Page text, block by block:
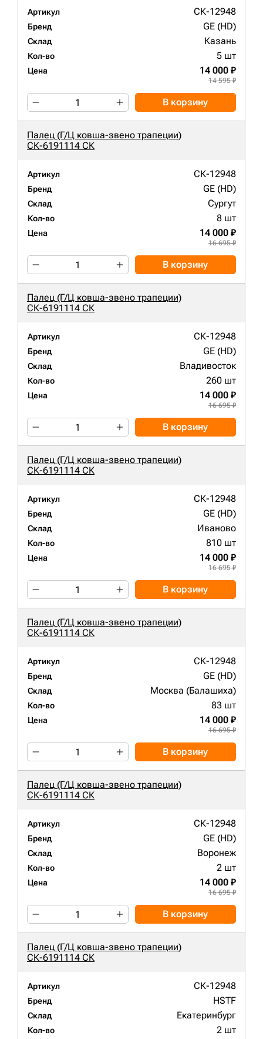
Артикул СК-12948
Бренд GE (HD)
Склад Казань
Кол-во 5 шт
Цена 14 000 ₽
14 595 ₽
В корзину
Палец (Г/Ц ковша-звено трапеции)
СК-6191114 СК
Артикул СК-12948
Бренд GE (HD)
Склад Сургут
Кол-во 8 шт
Цена 14 000 ₽
16 695 ₽
В корзину
Палец (Г/Ц ковша-звено трапеции)
СК-6191114 СК
Артикул СК-12948
Бренд GE (HD)
Склад Владивосток
Кол-во 260 шт
Цена 14 000 ₽
16 695 ₽
В корзину
Палец (Г/Ц ковша-звено трапеции)
СК-6191114 СК
Артикул СК-12948
Бренд GE (HD)
Склад Иваново
Кол-во 810 шт
Цена 14 000 ₽
16 695 ₽
В корзину
Палец (Г/Ц ковша-звено трапеции)
СК-6191114 СК
Артикул СК-12948
Бренд GE (HD)
Склад Москва (Балашиха)
Кол-во 83 шт
Цена 14 000 ₽
16 695 ₽
В корзину
Палец (Г/Ц ковша-звено трапеции)
СК-6191114 СК
Артикул СК-12948
Бренд GE (HD)
Склад Воронеж
Кол-во 2 шт
Цена 14 000 ₽
16 695 ₽
В корзину
Палец (Г/Ц ковша-звено трапеции)
СК-6191114 СК
Артикул СК-12948
Бренд HSTF
Склад Екатеринбург
Кол-во 2 шт